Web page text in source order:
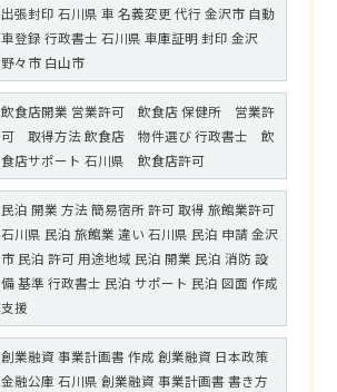
出張封印 石川県 車 名義変更 代行 金沢市 自動
車登録 行政書士 石川県 車庫証明 封印 金沢
野々市 白山市
飲食店開業 営業許可 飲食店 保健所 営業許
可 取得方法 飲食店 物件選び 行政書士 飲
食店サポート 石川県 飲食店許可
民泊 開業 方法 簡易宿所 許可 取得 旅館業許可
石川県 民泊 旅館業 違い 石川県 民泊 申請 金沢
市 民泊 許可 用途地域 民泊 開業 民泊 消防 設
備 基準 行政書士 民泊 サポート 民泊 図面 作成
支援
創業融資 事業計画書 作成 創業融資 日本政策
金融公庫 石川県 創業融資 事業計画書 書き方